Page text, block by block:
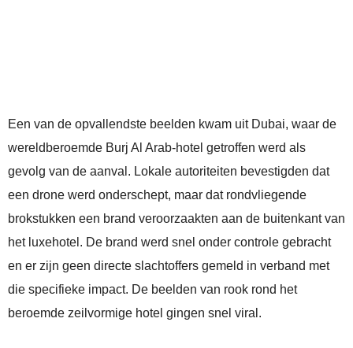
Een van de opvallendste beelden kwam uit Dubai, waar de
wereldberoemde Burj Al Arab-hotel getroffen werd als
gevolg van de aanval. Lokale autoriteiten bevestigden dat
een drone werd onderschept, maar dat rondvliegende
brokstukken een brand veroorzaakten aan de buitenkant van
het luxehotel. De brand werd snel onder controle gebracht
en er zijn geen directe slachtoffers gemeld in verband met
die specifieke impact. De beelden van rook rond het
beroemde zeilvormige hotel gingen snel viral.